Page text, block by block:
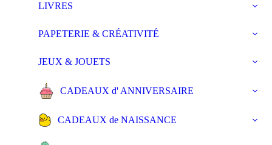
LIVRES
PAPETERIE & CRÉATIVITÉ
JEUX & JOUETS
CADEAUX d' ANNIVERSAIRE
CADEAUX de NAISSANCE